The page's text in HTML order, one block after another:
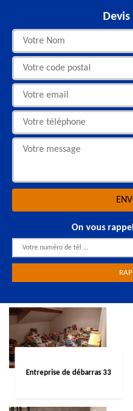
On vous
Entreprise de débarras 33